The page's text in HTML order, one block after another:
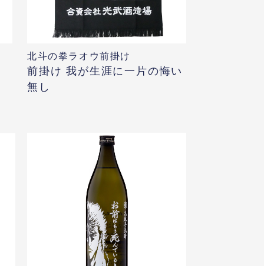
北斗の拳ラオウ前掛け
前掛け 我が生涯に一片の悔い
無し